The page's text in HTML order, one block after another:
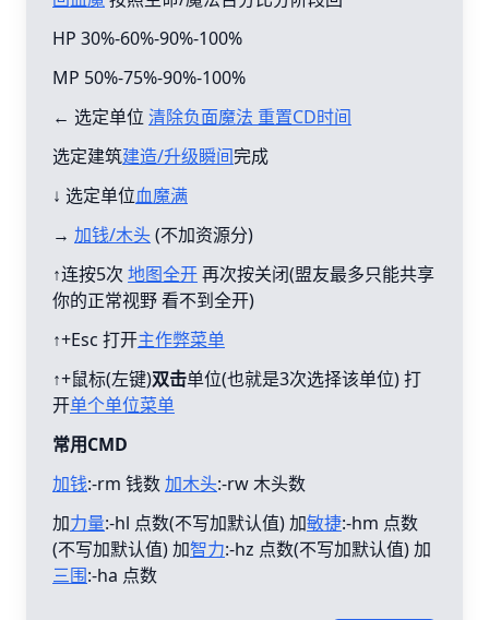
HP 30%-60%-90%-100%
MP 50%-75%-90%-100%
← 选定单位 清除负面魔法 重置CD时间
选定建筑建造/升级瞬间完成
↓ 选定单位血魔满
→ 加钱/木头(不加资源分)
↑连按5次 地图全开再次按关闭(盟友最多只能共享
你的正常视野 看不到全开)
↑+Esc 打开主作弊菜单
↑+鼠标(左键)双击单位(也就是3次选择该单位) 打
开单个单位菜单
常用CMD
加钱:-rm 钱数加木头:-rw 木头数
加力量:-hl 点数(不写加默认值) 加敏捷:-hm 点数
(不写加默认值) 加智力:-hz 点数(不写加默认值) 加
三围:-ha 点数